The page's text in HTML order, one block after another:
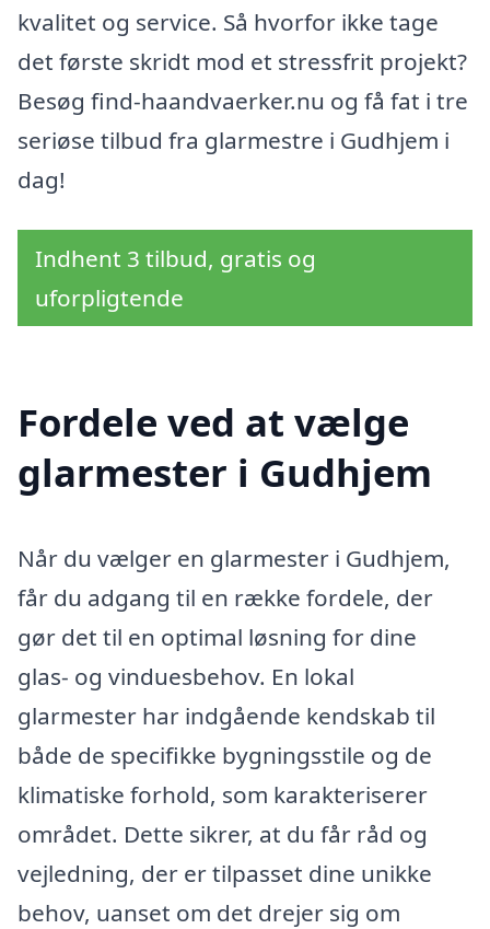
kvalitet og service. Så hvorfor ikke tage
det første skridt mod et stressfrit projekt?
Besøg find-haandvaerker.nu og få fat i tre
seriøse tilbud fra glarmestre i Gudhjem i
dag!
Indhent 3 tilbud, gratis og
uforpligtende
Fordele ved at vælge
glarmester i Gudhjem
Når du vælger en glarmester i Gudhjem,
får du adgang til en række fordele, der
gør det til en optimal løsning for dine
glas- og vinduesbehov. En lokal
glarmester har indgående kendskab til
både de specifikke bygningsstile og de
klimatiske forhold, som karakteriserer
området. Dette sikrer, at du får råd og
vejledning, der er tilpasset dine unikke
behov, uanset om det drejer sig om